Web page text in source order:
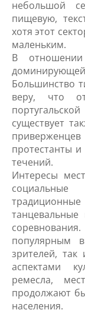
небольшой
пищевую,
хотя этот
маленьким.
В отношении
Большинство
веру, что
существует
протестанты и
течений.
Интересы
популярным
зрителей,
аспектами
ремесла,
продолжают
населения.